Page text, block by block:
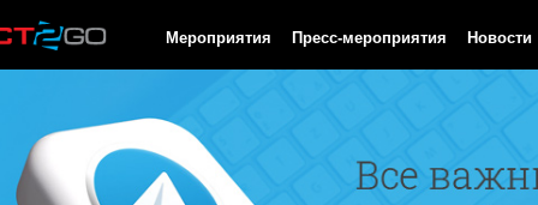
Мероприятия Пресс-мероприятия Новости